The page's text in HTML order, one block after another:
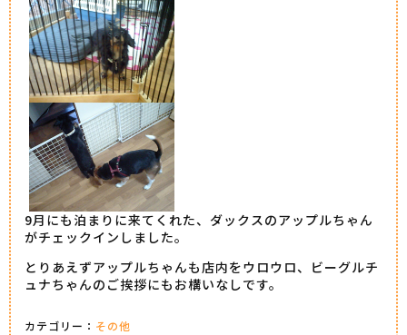
9月にも泊まりに来てくれた、ダックスのアップルちゃん
がチェックインしました。
とりあえずアップルちゃんも店内をウロウロ、ビーグルチ
ュナちゃんのご挨拶にもお構いなしです。
カテゴリー： その他